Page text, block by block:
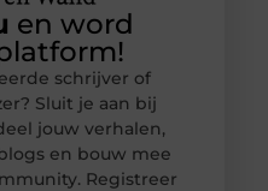
en word
schrijver of
Sluit je aan bij
jouw verhalen,
en bouw mee
Registreer